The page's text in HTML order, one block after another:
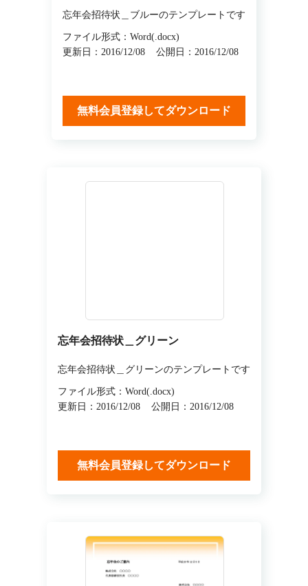
忘年会招待状＿ブルーのテンプレートです
ファイル形式：Word(.docx)
更新日：2016/12/08
公開日：2016/12/08
無料会員登録してダウンロード
忘年会招待状＿グリーン
忘年会招待状＿グリーンのテンプレートです
ファイル形式：Word(.docx)
更新日：2016/12/08
公開日：2016/12/08
無料会員登録してダウンロード